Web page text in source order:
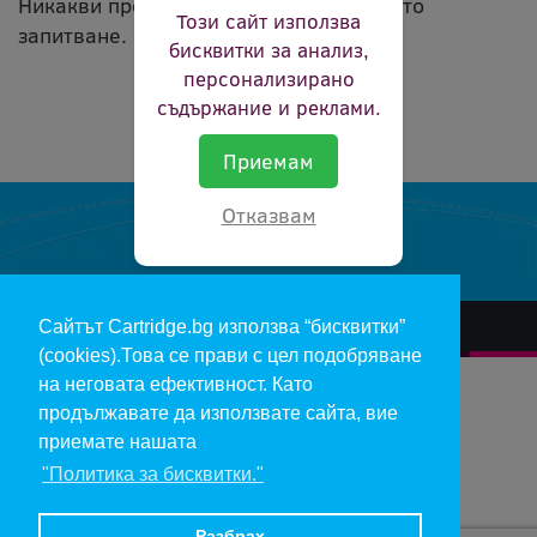
Сайтът Cartridge.bg използва “бисквитки”
(cookies).Това се прави с цел подобряване
на неговата ефективност. Като
продължавате да използвате сайта, вие
приемате нашата
"Политика за бисквитки."
запитване.
Този сайт използва
бисквитки за анализ,
персонализирано
съдържание и реклами.
Приемам
Отказвам
За нас Гаранции и рекламации Контакт Доставка
Отказ и връщане на продукти Общи условия за ползване
Изкупуване на празни касети
Цените в евро са изчислени по фиксирания курс 1 € = 1.95583 лв.